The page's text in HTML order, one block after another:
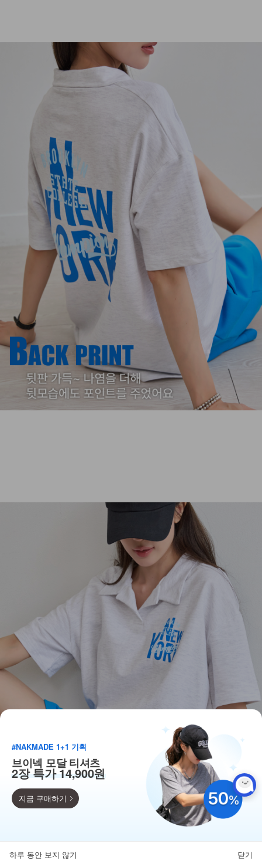
득템찬스
#NAKMADE 1+1 기획
브이넥 모달 티셔츠
2장 특가 14,900원
지금 구매하기
하루 동안 보지 않기 닫기
뒤로가기 카테고리 마이페이지